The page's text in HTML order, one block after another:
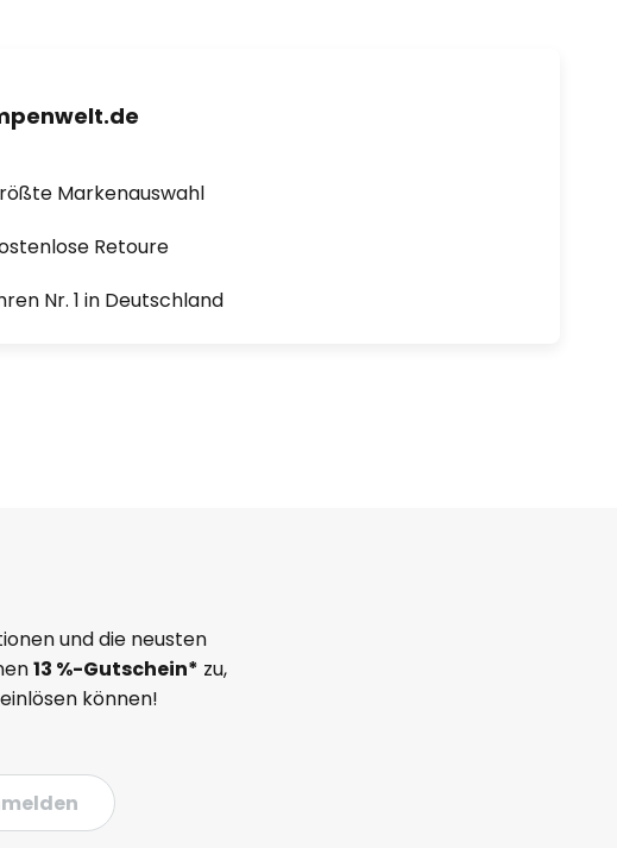
Markenauswahl
Retoure
Nr. 1 in Deutschland
und die neusten
13 %-Gutschein* zu,
können!